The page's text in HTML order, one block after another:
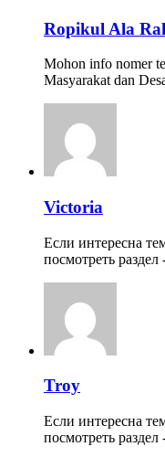
Ropikul Ala
Mohon info nomer
Masyarakat dan
Victoria
Если интересна
посмотреть
Troy
Если интересна
посмотреть